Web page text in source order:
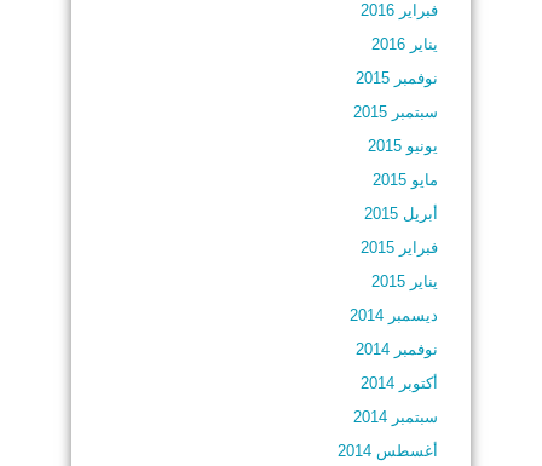
فبراير 2016
يناير 2016
نوفمبر 2015
سبتمبر 2015
يونيو 2015
مايو 2015
أبريل 2015
فبراير 2015
يناير 2015
ديسمبر 2014
نوفمبر 2014
أكتوبر 2014
سبتمبر 2014
أغسطس 2014